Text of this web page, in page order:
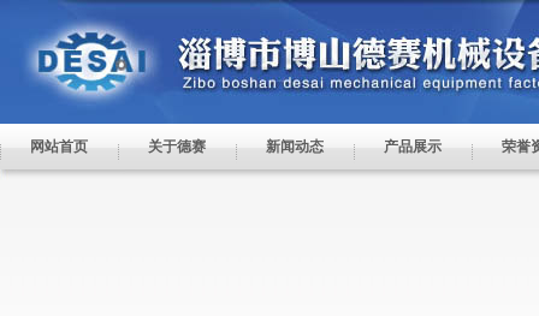
网站首页 关于德赛 新闻动态 产品展示 荣誉